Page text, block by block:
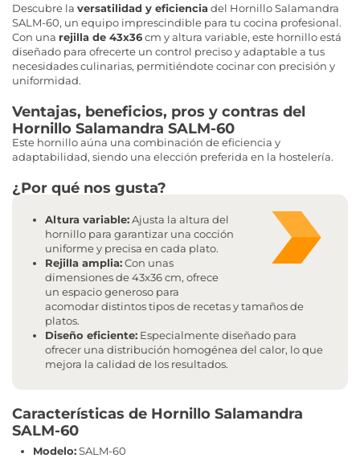
Descubre la versatilidad y eficienciadel Hornillo Salamandra
SALM-60, un equipo imprescindible para tu cocina profesional.
Con una rejilla de 43x36cm y altura variable, este hornillo está
diseñado para ofrecerte un control preciso y adaptable a tus
necesidades culinarias, permitiéndote cocinar con precisión y
uniformidad.
Ventajas, beneficios, pros y contras del
Hornillo Salamandra SALM-60
Este hornillo aúna una combinación de eficiencia y
adaptabilidad, siendo una elección preferida en la hostelería.
¿Por qué nos gusta?
Altura variable:Ajusta la altura del
hornillo para garantizar una cocción
uniforme y precisa en cada plato.
Rejilla amplia:Con unas
dimensiones de 43x36 cm, ofrece
un espacio generoso para
acomodar distintos tipos de recetas y tamaños de
platos.
Diseño eficiente: Especialmente diseñado para
ofrecer una distribución homogénea del calor, lo que
mejora la calidad de los resultados.
Características de Hornillo Salamandra
SALM-60
Modelo:SALM-60